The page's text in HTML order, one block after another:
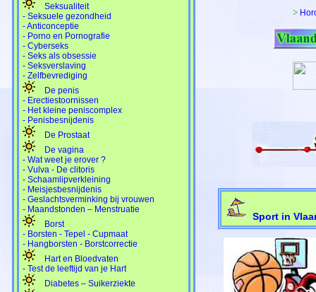
Seksualiteit
- Seksuele gezondheid
- Anticonceptie
- Porno en Pornografie
- Cyberseks
- Seks als obsessie
- Seksverslaving
- Zelfbevrediging
De penis
- Erectiestoornissen
- Het kleine peniscomplex
- Penisbesnijdenis
De Prostaat
De vagina
- Wat weet je erover ?
- Vulva - De clitoris
- Schaamlipverkleining
- Meisjesbesnijdenis
- Geslachtsverminking bij vrouwen
- Maandstonden – Menstruatie
Borst
- Borsten - Tepel - Cupmaat
- Hangborsten - Borstcorrectie
Hart en Bloedvaten
- Test de leeftijd van je Hart
Diabetes – Suikerziekte
>
Sport in